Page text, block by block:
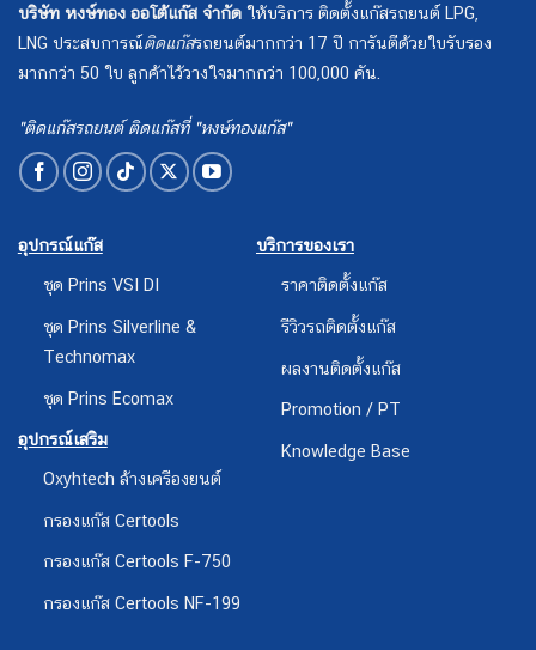
บริษัท หงษ์ทอง ออโต้แก๊ส จำกัด ให้บริการ ติดตั้งแก๊สรถยนต์ LPG,
LNG ประสบการณ์ติดแก๊สรถยนต์มากกว่า 17 ปี การันตีด้วยใบรับรอง
มากกว่า 50 ใบ ลูกค้าไว้วางใจมากกว่า 100,000 คัน.
"ติดแก๊สรถยนต์ ติดแก๊สที่ "หงษ์ทองแก๊ส"
อุปกรณ์แก๊ส
ชุด Prins VSI DI
ชุด Prins Silverline &
Technomax
ชุด Prins Ecomax
อุปกรณ์เสริม
Oxyhtech ล้างเครืองยนต์
กรองแก๊ส Certools
กรองแก๊ส Certools F-750
กรองแก๊ส Certools NF-199
บริการของเรา
ราคาติดตั้งแก๊ส
รีวิวรถติดตั้งแก๊ส
ผลงานติดตั้งแก๊ส
Promotion / PT
Knowledge Base